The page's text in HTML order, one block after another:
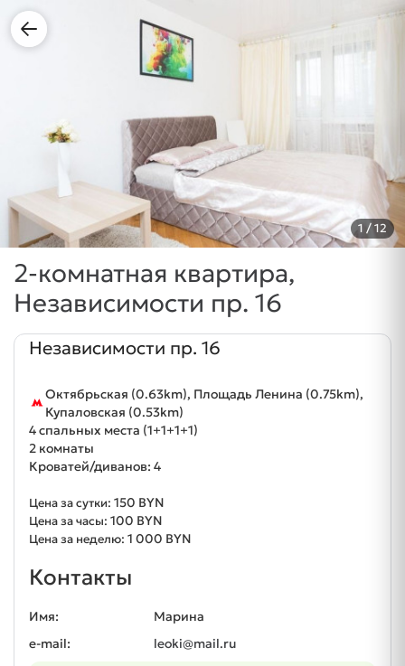
1 / 12
2-комнатная квартира,
Независимости пр. 16
Независимости пр. 16
Октябрьская (0.63km), Площадь Ленина (0.75km),
Купаловская (0.53km)
4 спальных места (1+1+1+1)
2 комнаты
Кроватей/диванов: 4
Цена за сутки: 150 BYN
Цена за часы: 100 BYN
Цена за неделю: 1 000 BYN
Контакты
Имя:
Марина
e-mail:
leoki@mail.ru